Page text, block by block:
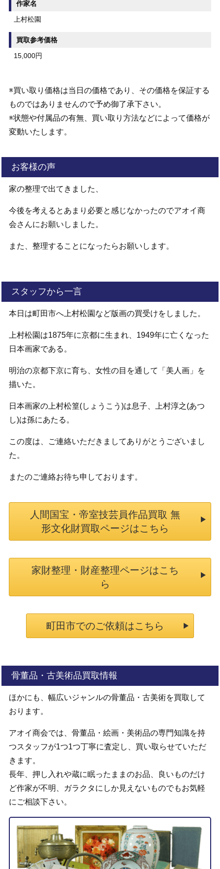
作家名
上村松園
買取参考価格
15,000円
※買い取り価格は当日の価格であり、その価格を保証する
ものではありませんので予め御了承下さい。
※状態や付属品の有無、買い取り方法などによって価格が
変動いたします。
お客様の声
家の整理で出てきました、
今後を考えるとあまり必要と感じなかったのでアオイ商
会さんにお願いしました。
また、整理することになったらお願いします。
スタッフから一言
本日は町田市へ上村松園など版画の買受けをしました。
上村松園は1875年に京都に生まれ、1949年に亡くなった
日本画家である。
明治の京都下京に育ち、女性の目を通して「美人画」を
描いた。
日本画家の上村松篁(しょうこう)は息子、上村淳之(あつ
し)は孫にあたる。
この度は、ご連絡いただきましてありがとうございまし
た。
またのご連絡お待ち申しております。
人間国宝・帝室技芸員作品買取 無
形文化財買取ページはこちら
家財整理・財産整理ページはこち
ら
町田市でのご依頼はこちら
骨董品・古美術品買取情報
ほかにも、幅広いジャンルの骨董品・古美術を買取して
おります。
アオイ商会では、骨董品・絵画・美術品の専門知識を持
つスタッフが1つ1つ丁寧に査定し、買い取らせていただ
きます。
長年、押し入れや蔵に眠ったままのお品、良いものだけ
ど作家が不明、ガラクタにしか見えないものでもお気軽
にご相談下さい。